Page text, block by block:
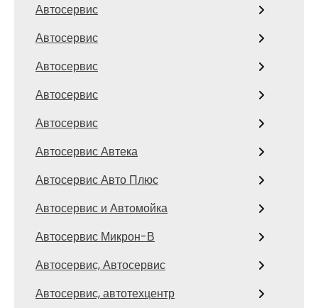
Автосервис
Автосервис
Автосервис
Автосервис
Автосервис
Автосервис Автека
Автосервис Авто Плюс
Автосервис и Автомойка
Автосервис Микрон-В
Автосервис, Автосервис
Автосервис, автотехцентр